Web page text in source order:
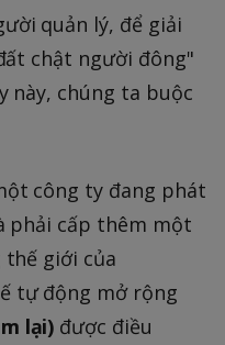
quản lý, để giải
chật người đông"
này, chúng ta buộc
công ty đang phát
phải cấp thêm một
giới của
tự động mở rộng
lại) được điều